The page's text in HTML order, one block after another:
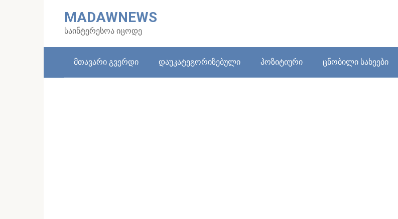
MADAWNEWS
საინტერესოა იცოდე
მთავარი გვერდი დაუკატეგორიზებული პოზიტიური ცნობილი სახეები